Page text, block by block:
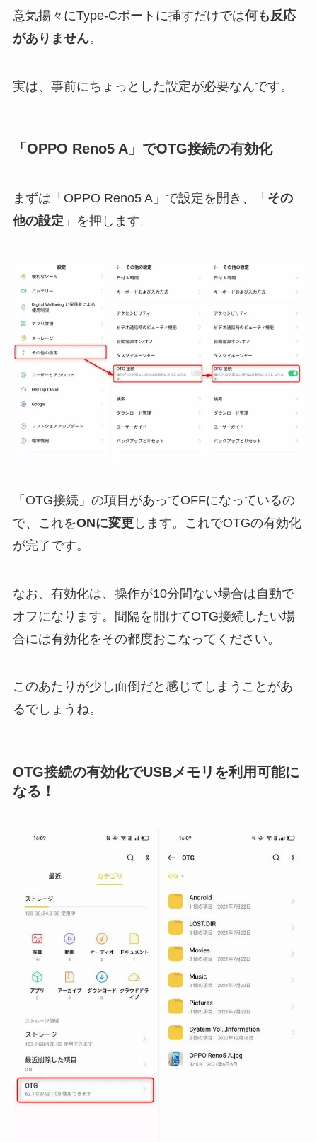
意気揚々にType-Cポートに挿すだけでは何も反応
がありません。
実は、事前にちょっとした設定が必要なんです。
「OPPO Reno5 A」でOTG接続の有効化
まずは「OPPO Reno5 A」で設定を開き、「 その
他の設定 」を押します。
「OTG接続」の項目があってOFFになっているの
で、これをONに変更します。これでOTGの有効化
が完了です。
なお、有効化は、操作が10分間ない場合は自動で
オフになります。間隔を開けてOTG接続したい場
合には有効化をその都度おこなってください。
このあたりが少し面倒だと感じてしまうことがあ
るでしょうね。
OTG接続の有効化でUSBメモリを利用可能に
なる！